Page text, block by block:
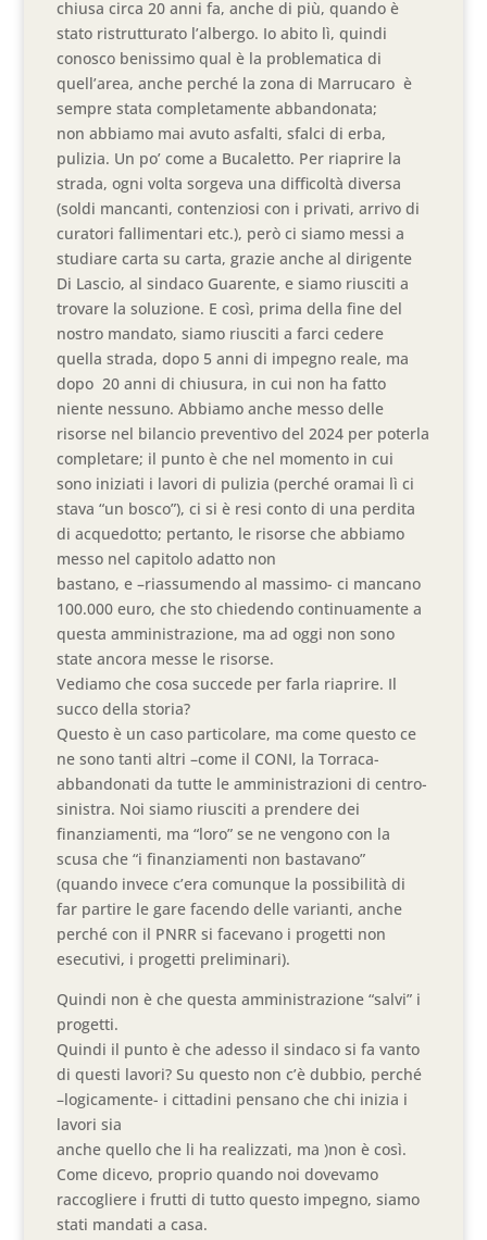
chiusa circa 20 anni fa, anche di più, quando è
stato ristrutturato l’albergo. Io abito lì, quindi
conosco benissimo qual è la problematica di
quell’area, anche perché la zona di Marrucaro è
sempre stata completamente abbandonata;
non abbiamo mai avuto asfalti, sfalci di erba,
pulizia. Un po’ come a Bucaletto. Per riaprire la
strada, ogni volta sorgeva una difficoltà diversa
(soldi mancanti, contenziosi con i privati, arrivo di
curatori fallimentari etc.), però ci siamo messi a
studiare carta su carta, grazie anche al dirigente
Di Lascio, al sindaco Guarente, e siamo riusciti a
trovare la soluzione. E così, prima della fine del
nostro mandato, siamo riusciti a farci cedere
quella strada, dopo 5 anni di impegno reale, ma
dopo 20 anni di chiusura, in cui non ha fatto
niente nessuno. Abbiamo anche messo delle
risorse nel bilancio preventivo del 2024 per poterla
completare; il punto è che nel momento in cui
sono iniziati i lavori di pulizia (perché oramai lì ci
stava “un bosco”), ci si è resi conto di una perdita
di acquedotto; pertanto, le risorse che abbiamo
messo nel capitolo adatto non
bastano, e –riassumendo al massimo- ci mancano
100.000 euro, che sto chiedendo continuamente a
questa amministrazione, ma ad oggi non sono
state ancora messe le risorse.
Vediamo che cosa succede per farla riaprire. Il
succo della storia?
Questo è un caso particolare, ma come questo ce
ne sono tanti altri –come il CONI, la Torraca-
abbandonati da tutte le amministrazioni di centro-
sinistra. Noi siamo riusciti a prendere dei
finanziamenti, ma “loro” se ne vengono con la
scusa che “i finanziamenti non bastavano”
(quando invece c’era comunque la possibilità di
far partire le gare facendo delle varianti, anche
perché con il PNRR si facevano i progetti non
esecutivi, i progetti preliminari).
Quindi non è che questa amministrazione “salvi” i
progetti.
Quindi il punto è che adesso il sindaco si fa vanto
di questi lavori? Su questo non c’è dubbio, perché
–logicamente- i cittadini pensano che chi inizia i
lavori sia
anche quello che li ha realizzati, ma )non è così.
Come dicevo, proprio quando noi dovevamo
raccogliere i frutti di tutto questo impegno, siamo
stati mandati a casa.